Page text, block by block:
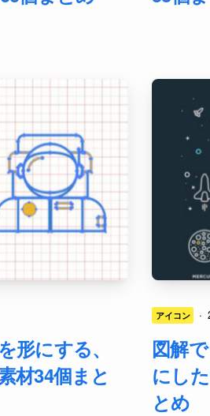
形にする、
材34個まと
アイコン ·
図解
にし
とめ